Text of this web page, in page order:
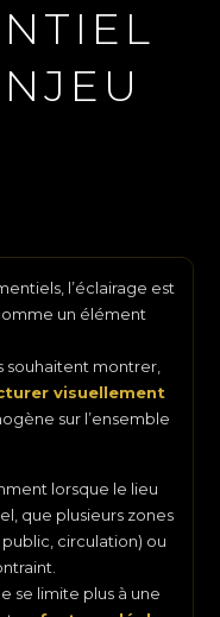
l’éclairage est
un élément
souhaitent montrer,
visuellement
sur l’ensemble
lorsque le lieu
que plusieurs zones
circulation) ou
se limite plus à une